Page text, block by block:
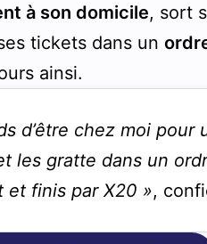
à son domicile, sort
tickets dans un
ainsi.
d’être chez moi
les gratte dans un
et finis par X20 »,